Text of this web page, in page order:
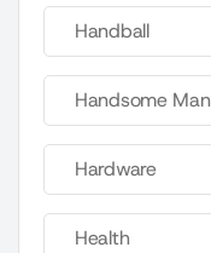
Handball
Handsome Man
Hardware
Health